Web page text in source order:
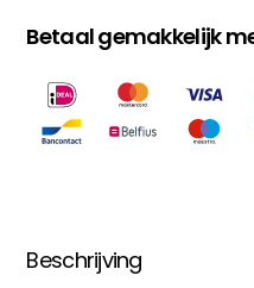
Betaal gemakkelijk
Beschrijving